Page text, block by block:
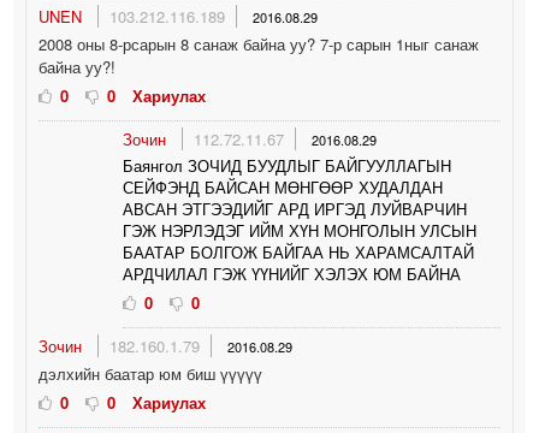
UNEN
103.212.116.189 2016.08.29
2008 оны 8-рсарын 8 санаж байна уу? 7-р сарын 1ныг санаж
байна уу?!
0
0
Хариулах
Зочин
112.72.11.67 2016.08.29
Баянгол ЗОЧИД БУУДЛЫГ БАЙГУУЛЛАГЫН
СЕЙФЭНД БАЙСАН МӨНГӨӨР ХУДАЛДАН
АВСАН ЭТГЭЭДИЙГ АРД ИРГЭД ЛУЙВАРЧИН
ГЭЖ НЭРЛЭДЭГ ИЙМ ХҮН МОНГОЛЫН УЛСЫН
БААТАР БОЛГОЖ БАЙГАА НЬ ХАРАМСАЛТАЙ
АРДЧИЛАЛ ГЭЖ ҮҮНИЙГ ХЭЛЭХ ЮМ БАЙНА
0
0
Зочин
182.160.1.79 2016.08.29
дэлхийн баатар юм биш үүүүү
0
0
Хариулах